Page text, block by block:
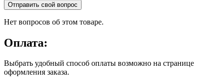
Отправить свой вопрос
Нет вопросов об этом товаре.
Оплата:
Выбрать удобный способ оплаты возможно на странице
оформления заказа.